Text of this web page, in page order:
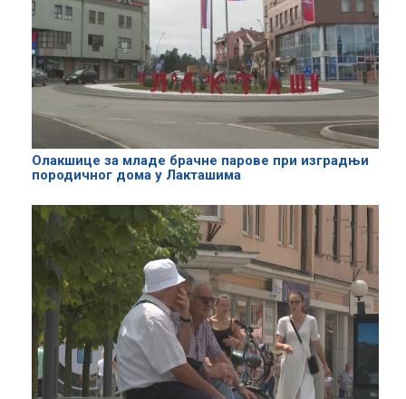
Олакшице за младе брачне парове при изградњи
породичног дома у Лакташима